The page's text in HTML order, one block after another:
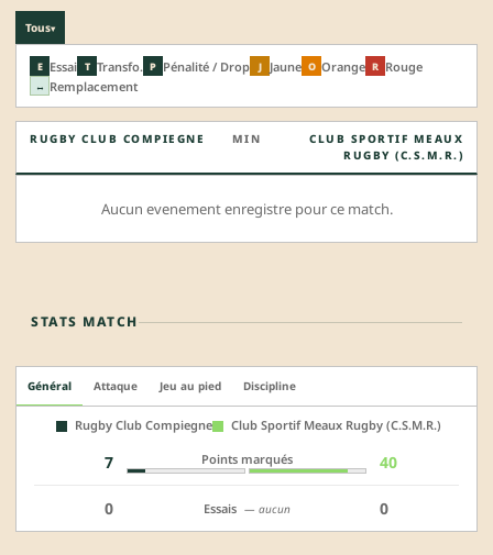
Tous▾
E Essai T Transfo. P Pénalité / Drop J Jaune O Orange R Rouge
↔ Remplacement
RUGBY CLUB COMPIEGNE MIN
CLUB SPORTIF MEAUX
RUGBY (C.S.M.R.)
Aucun evenement enregistre pour ce match.
STATS MATCH
Général Attaque Jeu au pied Discipline
Rugby Club Compiegne Club Sportif Meaux Rugby (C.S.M.R.)
7 Points marqués 40
0 Essais — aucun 0